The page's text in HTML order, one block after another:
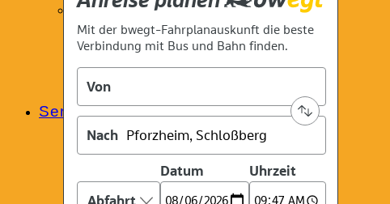
Schulkino
Service